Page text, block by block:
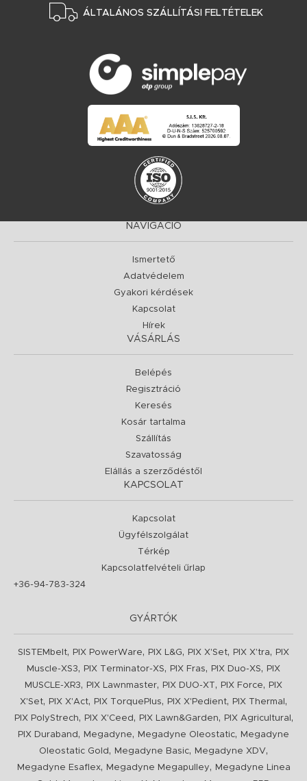
ÁLTALÁNOS SZÁLLÍTÁSI FELTÉTELEK
NAVIGÁCIÓ
Ismertető
Adatvédelem
Gyakori kérdések
Kapcsolat
Hírek
VÁSÁRLÁS
Belépés
Regisztráció
Keresés
Kosár tartalma
Szállítás
Szavatosság
Elállás a szerződéstől
KAPCSOLAT
Kapcsolat
Ügyfélszolgálat
Térkép
Kapcsolatfelvételi űrlap
+36-94-783-324
GYÁRTÓK
SISTEMbelt, PIX PowerWare, PIX L&G, PIX X'Set, PIX X'tra,
PIX
Muscle-XS3, PIX Terminator-XS, PIX Fras, PIX Duo-XS,
PIX
MUSCLE-XR3, PIX Lawnmaster, PIX DUO-XT, PIX Force,
PIX
X'Set, PIX X'Act, PIX TorquePlus, PIX X'Pedient, PIX Thermal ,
PIX PolyStrech, PIX X'Ceed , PIX Lawn&Garden, PIX Agricultural ,
PIX Duraband , Megadyne, Megadyne Oleostatic,
Megadyne
Oleostatic Gold , Megadyne Basic, Megadyne XDV,
Megadyne Esaflex, Megadyne Megapulley,
Megadyne Linea